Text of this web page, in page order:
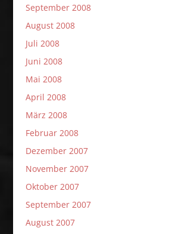
September 2008
August 2008
Juli 2008
Juni 2008
Mai 2008
April 2008
März 2008
Februar 2008
Dezember 2007
November 2007
Oktober 2007
September 2007
August 2007